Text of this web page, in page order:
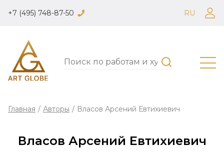
+7 (495) 748-87-50 RU
Главная / Авторы / Власов Арсений Евтихиевич
Власов Арсений Евтихиевич